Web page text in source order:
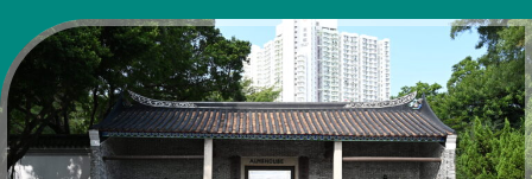
展覽及活動
資源
合作夥伴